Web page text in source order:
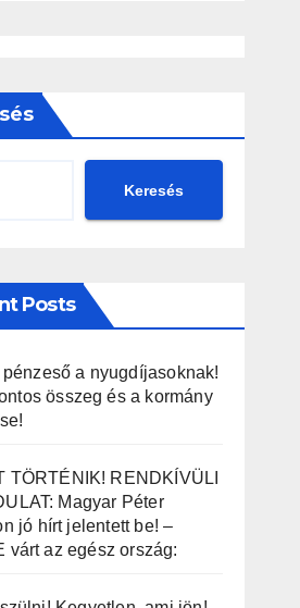
Keresés
Posts
a nyugdíjasoknak!
összeg és a kormány
TÖRTÉNIK! RENDKÍVÜLI
Magyar Péter
jó hírt jelentett be! –
várt az egész ország: